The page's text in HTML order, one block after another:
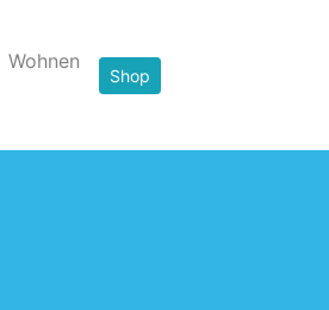
Wohnen
Shop